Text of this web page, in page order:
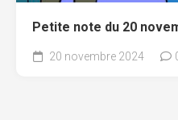
Petite note du 20
20 novembre 2024